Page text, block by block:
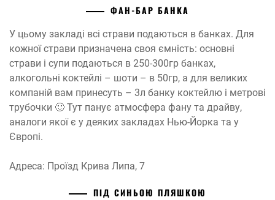
ФАН-БАР БАНКА
У цьому закладі всі страви подаються в банках. Для
кожної страви призначена своя ємність: основні
страви і супи подаються в 250-300гр банках,
алкогольні коктейлі – шоти – в 50гр, а для великих
компаній вам принесуть – 3л банку коктейлю і метрові
трубочки 🙂 Тут панує атмосфера фану та драйву,
аналоги якої є у деяких закладах Нью-Йорка та у
Європі.
Адреса: Проїзд Крива Липа, 7
ПІД СИНЬОЮ ПЛЯШКОЮ